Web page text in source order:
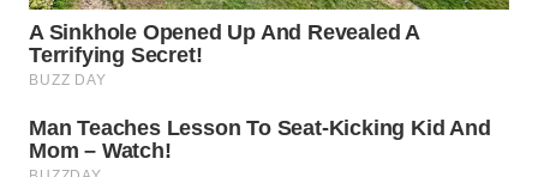
WN
MANDALIKA
WN
LIKUPANG